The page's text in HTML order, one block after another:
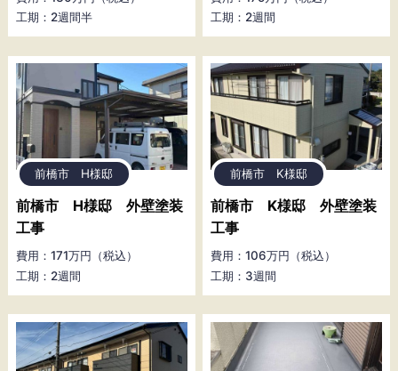
工期：2週間半
工期：2週間
前橋市 H様邸
前橋市 H様邸 外壁塗装
工事
費用：171万円（税込）
工期：2週間
前橋市 K様邸
前橋市 K様邸 外壁塗装
工事
費用：106万円（税込）
工期：3週間